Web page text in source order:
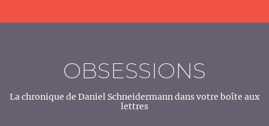
OBSESSIONS
La chronique de Daniel Schneidermann dans votre boîte aux
lettres